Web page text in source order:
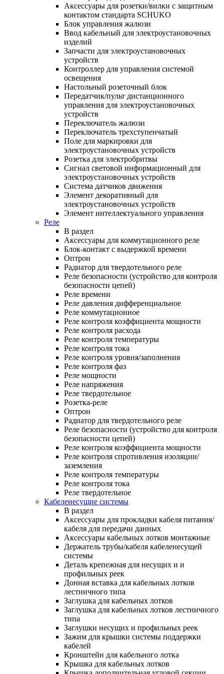
Аксессуары для розетки/вилки с защитным
контактом стандарта SCHUKO
Блок управления жалюзи
Ввод кабельный для электроустановочных
изделий
Запчасти для электроустановочных
устройств
Контроллер для управления системой
освещения
Настольный розеточный блок
Передатчик/пульт дистанционного
управления для электроустановочных
устройств
Переключатель жалюзи
Переключатель трехступенчатый
Поле для маркировки для
электроустановочных устройств
Розетка для электробритвы
Сигнал световой информационный для
электроустановочных устройств
Система датчиков движения
Элемент декоративный для
электроустановочных устройств
Элемент интеллектуального управления
Реле
В раздел
Аксессуары для коммутационного реле
Блок-контакт с выдержкой времени
Оптрон
Радиатор для твердотельного реле
Реле безопасности (устройство для контроля
безопасности цепей)
Реле времени
Реле давления дифференциальное
Реле коммутационное
Реле контроля коэффициента мощности
Реле контроля расхода
Реле контроля температуры
Реле контроля тока
Реле контроля уровня/заполнения
Реле контроля фаз
Реле мощности
Реле напряжения
Реле твердотельное
Розетка-реле
Оптрон
Радиатор для твердотельного реле
Реле безопасности (устройство для контроля
безопасности цепей)
Реле контроля коэффициента мощности
Реле контроля спротивления изоляции/
заземления
Реле контроля температуры
Реле контроля тока
Реле твердотельное
Кабеленесущие системы
В раздел
Аксессуары для прокладки кабеля питания/
кабеля для передачи данных
Аксессуары кабельных лотков монтажные
Держатель трубы/кабеля кабеленесущей
системы
Деталь крепежная для несущих и и
профильных реек
Донная вставка для кабельных лотков
лестничного типа
Заглушка для кабельных лотков
Заглушка для кабельных лотков лестничного
типа
Заглушки несущих и профильных реек
Зажим для крышки системы поддержки
кабелей
Кронштейн для кабельного лотка
Крышка для кабельных лотков